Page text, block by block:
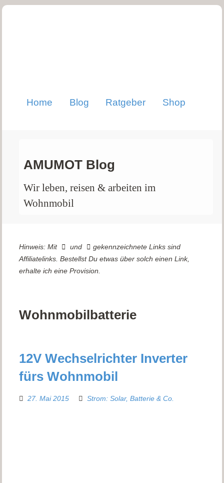
Home Blog Ratgeber Shop
AMUMOT Blog
Wir leben, reisen & arbeiten im
Wohnmobil
Hinweis: Mit und
gekennzeichnete Links sind
Affiliatelinks. Bestellst Du etwas über solch einen Link,
erhalte ich eine Provision.
Wohnmobilbatterie
12V Wechselrichter Inverter
fürs Wohnmobil
27. Mai 2015 Strom: Solar, Batterie & Co.